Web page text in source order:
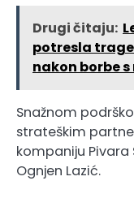
Drugi čitaju:
potresla
nakon borbe
Snažnom
strateškim
kompaniju Pivara
Ognjen Lazić.